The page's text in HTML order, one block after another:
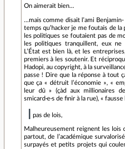
On aimerait bien…
…mais comme disait l’ami
temps qu’hacker je me foutais de
les politiques se foutaient pas de
les politiques tranquillent, eux
L’État est bien là, et les
premiers à les soutenir. Et
Hadopi, au copyright, à la
passe ! Dire que la réponse à tout
que ça « détruit l’économie », «
leur dû » (çàd aux millionaires
smicard·e·s de finir à la rue), «
pas de lois,
Malheureusement reignent les lois
partout, de l’académique
surpayés et petits projets qui